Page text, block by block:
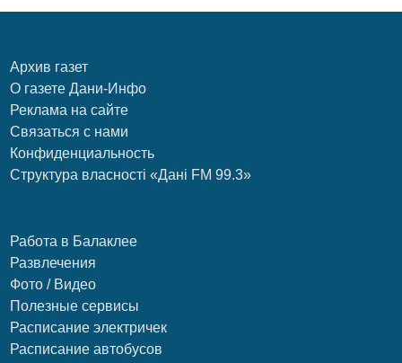
Архив газет
О газете Дани-Инфо
Реклама на сайте
Связаться с нами
Конфиденциальность
Структура власності «Дані FM 99.3»
Работа в Балаклее
Развлечения
Фото / Видео
Полезные сервисы
Расписание электричек
Расписание автобусов